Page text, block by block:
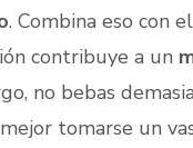
. Combina eso con
contribuye a un
no bebas
tomarse un